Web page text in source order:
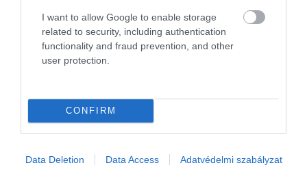
I want to allow Google to enable storage
related to security, including authentication
functionality and fraud prevention, and other
user protection.
CONFIRM
Data Deletion Data Access Adatvédelmi szabályzat
MUNKA
bérterveire
A Munkástanácsok Országos Szövetsége egyetért azzal, hogy a
minimálbért ezer euróra, a mostani 600 ezer forint körüli
átlagkeresetet 1 millió forintra szükséges emelni, és azzal is, hogy